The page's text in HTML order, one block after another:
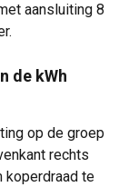
aansluiting 8
de kWh
op de groep
rechts
koperdraad te